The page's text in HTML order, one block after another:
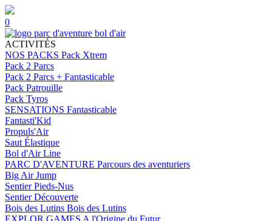
0
ACTIVITÉS
NOS PACKS Pack Xtrem
Pack 2 Parcs
Pack 2 Parcs + Fantasticable
Pack Patrouille
Pack Tyros
SENSATIONS Fantasticable
Fantasti'Kid
Propuls'Air
Saut Élastique
Bol d'Air Line
PARC D'AVENTURE Parcours des aventuriers
Big Air Jump
Sentier Pieds-Nus
Sentier Découverte
Bois des Lutins Bois des Lutins
EXPLOR GAMES A l'Origine du Futur